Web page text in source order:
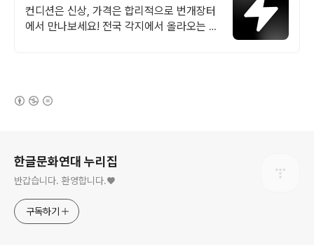
중고거래
컨디션은 신상, 가격은 합리적으로 번개장터
에서 만나보세요! 전국 각지에서 올라오는 전
한글문화연대 누리집
반갑습니다. 환영합니다.♥
구독하기